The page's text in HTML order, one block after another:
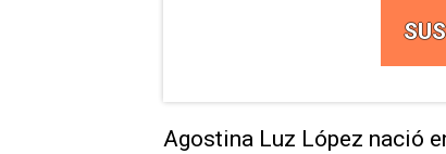
Agostina Luz López nació